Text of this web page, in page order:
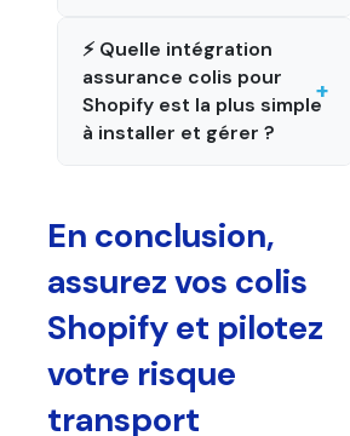
⚡ Quelle intégration
assurance colis pour
Shopify est la plus simple
à installer et gérer ?
En conclusion,
assurez vos colis
Shopify et pilotez
votre risque
transport